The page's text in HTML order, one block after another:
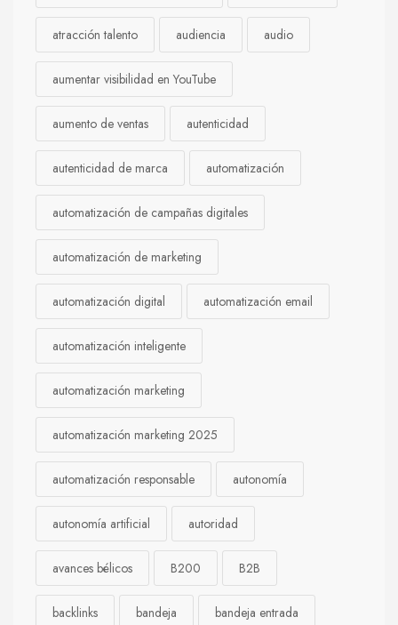
atracción talento audiencia audio
aumentar visibilidad en YouTube
aumento de ventas autenticidad
autenticidad de marca automatización
automatización de campañas digitales
automatización de marketing
automatización digital automatización email
automatización inteligente
automatización marketing
automatización marketing 2025
automatización responsable autonomía
autonomía artificial autoridad
avances bélicos B200 B2B
backlinks bandeja bandeja entrada